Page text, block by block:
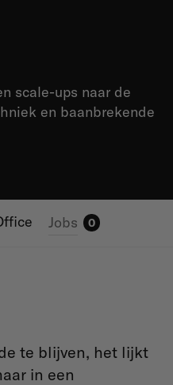
scale-ups naar de
en baanbrekende
Jobs 0
te blijven, het lijkt
in een